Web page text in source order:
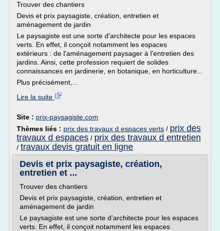
Trouver des chantiers
Devis et prix paysagiste, création, entretien et
aménagement de jardin
Le paysagiste est une sorte d'architecte pour les espaces
verts. En effet, il conçoit notamment les espaces
extérieurs : de l'aménagement paysager à l'entretien des
jardins. Ainsi, cette profession requiert de solides
connaissances en jardinerie, en botanique, en horticulture...
Plus précisément,...
Lire la suite
Site : prix-paysagiste.com
Thèmes liés : prix des travaux d espaces verts / prix des
travaux d espaces / prix des travaux d entretien
/ travaux devis gratuit en ligne
Devis et prix paysagiste, création,
entretien et ...
Trouver des chantiers
Devis et prix paysagiste, création, entretien et
aménagement de jardin
Le paysagiste est une sorte d'architecte pour les espaces
verts. En effet, il conçoit notamment les espaces